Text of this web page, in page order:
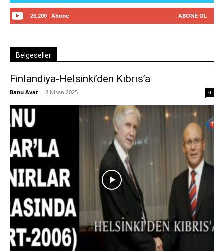
26,200 Abone ABONE OL
Belgeseller
Finlandiya-Helsinki’den Kıbrıs’a
Banu Avar - 8 Nisan 2025 0